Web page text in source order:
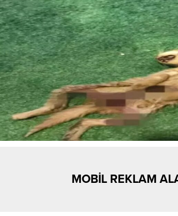
MOBİL REKLAM